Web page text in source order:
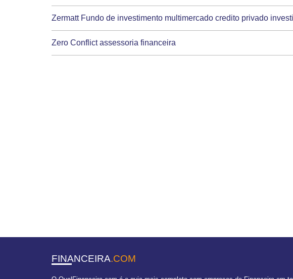
Zermatt Fundo de investimento multimercado credito privado
Zero Conflict assessoria financeira
FINANCEIRA.COM